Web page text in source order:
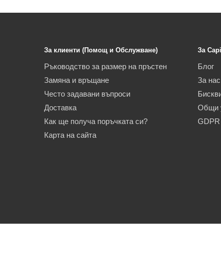
За клиенти (Помощ и Обслужване)
Ръководство за размер на пръстен
Замяна и връщане
Често задавани въпроси
Доставка
Как ще получа поръчката си?
Карта на сайта
За
Блог
За нас
Общи
GDPR